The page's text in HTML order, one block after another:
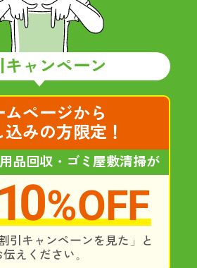
キャンペーン
ムページから
込みの方限定！
品回収・ゴミ屋敷清掃が
%OFF
引キャンペーンを見た」と
伝えください。